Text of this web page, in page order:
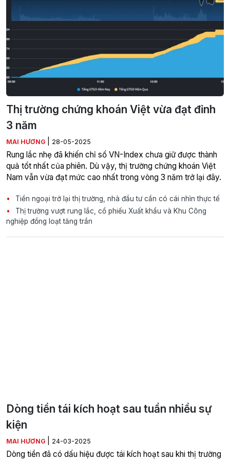
Thị trường chứng khoán Việt vừa đạt đỉnh
3 năm
MAI HƯƠNG 28-05-2025
Rung lắc nhẹ đã khiến chỉ số VN-Index chưa giữ được thành
quả tốt nhất của phiên. Dù vậy, thị trường chứng khoán Việt
Nam vẫn vừa đạt mức cao nhất trong vòng 3 năm trở lại đây.
Tiền ngoại trở lại thị trường, nhà đầu tư cần có cái nhìn thực tế
Thị trường vượt rung lắc, cổ phiếu Xuất khẩu và Khu Công
nghiệp đồng loạt tăng trần
Dòng tiền tái kích hoạt sau tuần nhiều sự
kiện
MAI HƯƠNG 24-03-2025
Dòng tiền đã có dấu hiệu được tái kích hoạt sau khi thị trường